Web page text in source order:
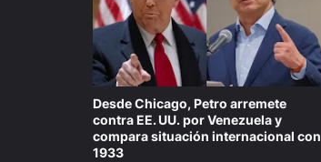
Desde Chicago, Petro arremete
contra EE. UU. por Venezuela y
compara situación internacional con
1933